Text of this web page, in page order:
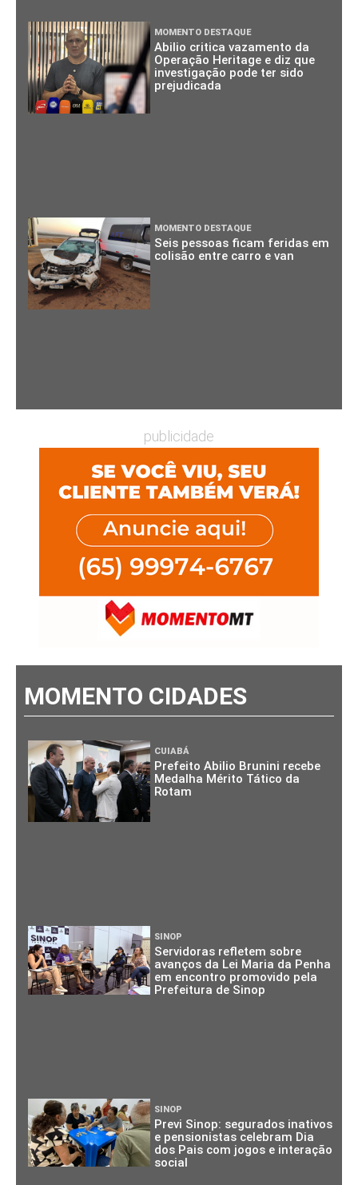
MOMENTO DESTAQUE
Abilio critica vazamento da
Operação Heritage e diz que
investigação pode ter sido
prejudicada
MOMENTO DESTAQUE
Seis pessoas ficam feridas em
colisão entre carro e van
publicidade
MOMENTO CIDADES
CUIABÁ
Prefeito Abilio Brunini recebe
Medalha Mérito Tático da
Rotam
SINOP
Servidoras refletem sobre
avanços da Lei Maria da Penha
em encontro promovido pela
Prefeitura de Sinop
SINOP
Previ Sinop: segurados inativos
e pensionistas celebram Dia
dos Pais com jogos e interação
social